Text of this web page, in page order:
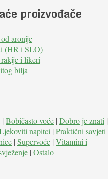
proizvođače
aronije
(HR i SLO)
i likeri
bilja
| Bobičasto voće | Dobro je znati |
Ljekoviti napitci | Praktični savjeti
| Supervoće | Vitamini i
| Ostalo